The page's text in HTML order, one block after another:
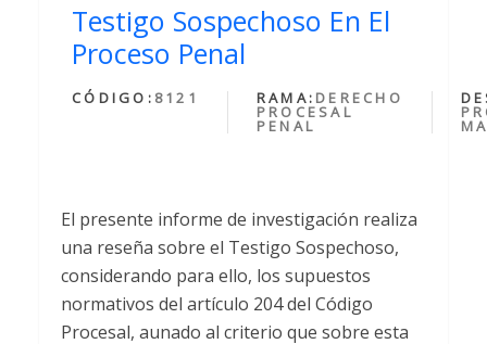
Testigo Sospechoso En El
Proceso Penal
CÓDIGO: 8121 RAMA: DERECHO
PROCESAL
PENAL
El presente informe de investigación realiza
una reseña sobre el Testigo Sospechoso,
considerando para ello, los supuestos
normativos del artículo 204 del Código
Procesal, aunado al criterio que sobre esta